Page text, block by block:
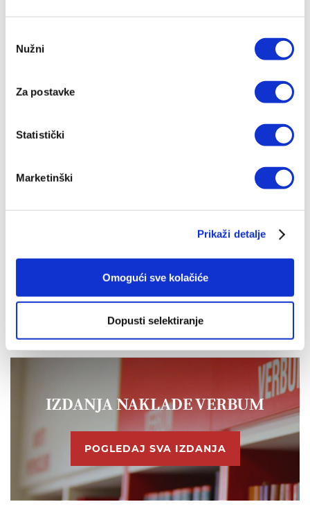
pristanka
Nužni
Za postavke
Statistički
Marketinški
Prikaži detalje
Omogući sve kolačiće
Dopusti selektiranje
Bogoštovlje - Molitva
19,91 EUR
IZDANJA NAKLADE VERBUM
POGLEDAJ SVA IZDANJA